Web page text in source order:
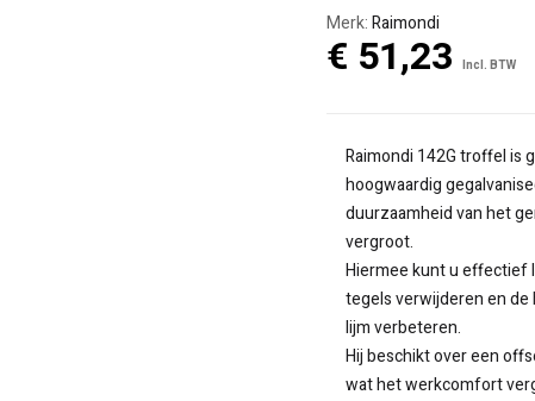
Merk:Raimondi
€ 51,23 Incl. BTW
Raimondi 142G troffel is
hoogwaardig
duurzaamheid van het
vergroot.
Hiermee kunt u effectief
tegels verwijderen en de
lijm verbeteren.
Hij beschikt over een
wat het werkcomfort